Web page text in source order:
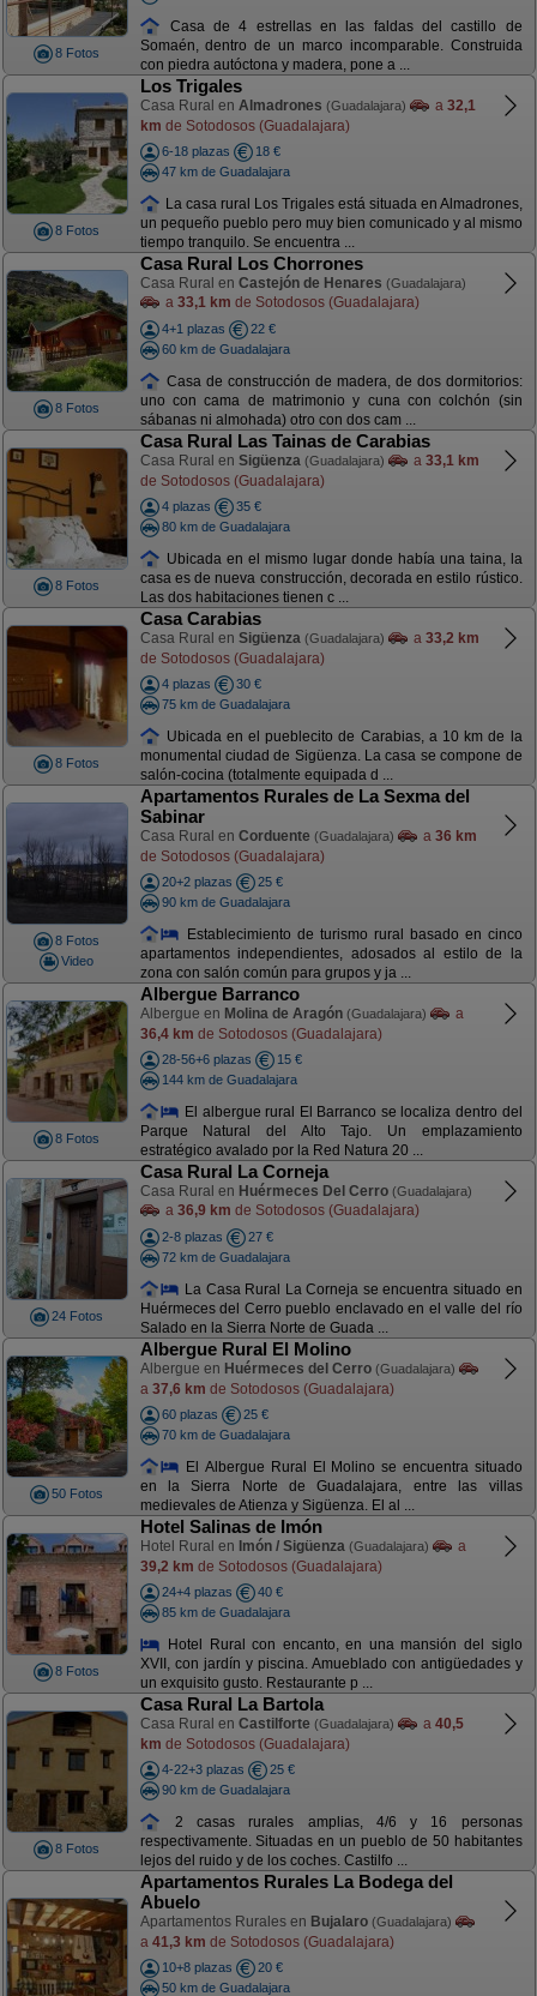
8 Fotos
Casa de 4 estrellas en las faldas del castillo de
Somaén, dentro de un marco incomparable. Construida
con piedra autóctona y madera, pone a ...
8 Fotos
Los Trigales
Casa Rural en Almadrones (Guadalajara) a 32,1
km de Sotodosos (Guadalajara)
6-18 plazas
18 €
47 km de Guadalajara
La casa rural Los Trigales está situada en Almadrones,
un pequeño pueblo pero muy bien comunicado y al mismo
tiempo tranquilo. Se encuentra ...
8 Fotos
Casa Rural Los Chorrones
Casa Rural en Castejón de Henares (Guadalajara)
a 33,1 km de Sotodosos (Guadalajara)
4+1 plazas
22 €
60 km de Guadalajara
Casa de construcción de madera, de dos dormitorios:
uno con cama de matrimonio y cuna con colchón (sin
sábanas ni almohada) otro con dos cam ...
8 Fotos
Casa Rural Las Tainas de Carabias
Casa Rural en Sigüenza (Guadalajara) a 33,1 km
de Sotodosos (Guadalajara)
4 plazas
35 €
80 km de Guadalajara
Ubicada en el mismo lugar donde había una taina, la
casa es de nueva construcción, decorada en estilo rústico.
Las dos habitaciones tienen c ...
8 Fotos
Casa Carabias
Casa Rural en Sigüenza (Guadalajara) a 33,2 km
de Sotodosos (Guadalajara)
4 plazas
30 €
75 km de Guadalajara
Ubicada en el pueblecito de Carabias, a 10 km de la
monumental ciudad de Sigüenza. La casa se compone de
salón-cocina (totalmente equipada d ...
8 Fotos
Video
Apartamentos Rurales de La Sexma del
Sabinar
Casa Rural en Corduente (Guadalajara) a 36 km
de Sotodosos (Guadalajara)
20+2 plazas
25 €
90 km de Guadalajara
Establecimiento de turismo rural basado en cinco
apartamentos independientes, adosados al estilo de la
zona con salón común para grupos y ja ...
8 Fotos
Albergue Barranco
Albergue en Molina de Aragón (Guadalajara)
a
36,4 km de Sotodosos (Guadalajara)
28-56+6 plazas
15 €
144 km de Guadalajara
El albergue rural El Barranco se localiza dentro del
Parque Natural del Alto Tajo. Un emplazamiento
estratégico avalado por la Red Natura 20 ...
24 Fotos
Casa Rural La Corneja
Casa Rural en Huérmeces Del Cerro (Guadalajara)
a 36,9 km de Sotodosos (Guadalajara)
2-8 plazas
27 €
72 km de Guadalajara
La Casa Rural La Corneja se encuentra situado en
Huérmeces del Cerro pueblo enclavado en el valle del río
Salado en la Sierra Norte de Guada ...
50 Fotos
Albergue Rural El Molino
Albergue en Huérmeces del Cerro (Guadalajara)
a 37,6 km de Sotodosos (Guadalajara)
60 plazas
25 €
70 km de Guadalajara
El Albergue Rural El Molino se encuentra situado
en la Sierra Norte de Guadalajara, entre las villas
medievales de Atienza y Sigüenza. El al ...
8 Fotos
Hotel Salinas de Imón
Hotel Rural en Imón / Sigüenza (Guadalajara)
a
39,2 km de Sotodosos (Guadalajara)
24+4 plazas
40 €
85 km de Guadalajara
Hotel Rural con encanto, en una mansión del siglo
XVII, con jardín y piscina. Amueblado con antigüedades y
un exquisito gusto. Restaurante p ...
8 Fotos
Casa Rural La Bartola
Casa Rural en Castilforte (Guadalajara) a 40,5
km de Sotodosos (Guadalajara)
4-22+3 plazas
25 €
90 km de Guadalajara
2 casas rurales amplias, 4/6 y 16 personas
respectivamente. Situadas en un pueblo de 50 habitantes
lejos del ruido y de los coches. Castilfo ...
Apartamentos Rurales La Bodega del
Abuelo
Apartamentos Rurales en Bujalaro (Guadalajara)
a 41,3 km de Sotodosos (Guadalajara)
10+8 plazas
20 €
50 km de Guadalajara